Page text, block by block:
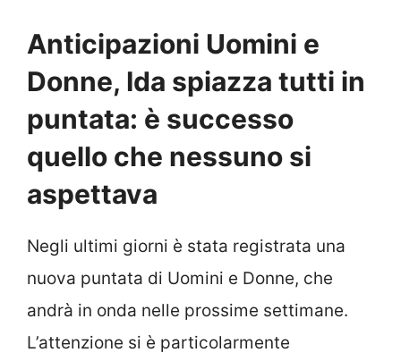
Anticipazioni Uomini e
Donne, Ida spiazza tutti in
puntata: è successo
quello che nessuno si
aspettava
Negli ultimi giorni è stata registrata una
nuova puntata di Uomini e Donne, che
andrà in onda nelle prossime settimane.
L’attenzione si è particolarmente